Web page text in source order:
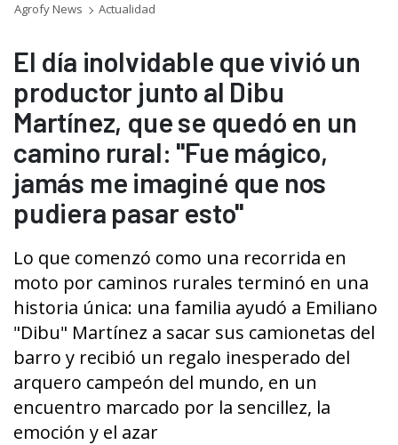
Agrofy News Actualidad
El día inolvidable que vivió un
productor junto al Dibu
Martínez, que se quedó en un
camino rural: "Fue mágico,
jamás me imaginé que nos
pudiera pasar esto"
Lo que comenzó como una recorrida en
moto por caminos rurales terminó en una
historia única: una familia ayudó a Emiliano
"Dibu" Martínez a sacar sus camionetas del
barro y recibió un regalo inesperado del
arquero campeón del mundo, en un
encuentro marcado por la sencillez, la
emoción y el azar